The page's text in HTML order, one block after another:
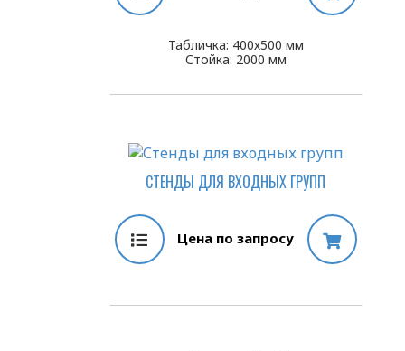
Табличка: 400х500 мм
Стойка: 2000 мм
СТЕНДЫ ДЛЯ ВХОДНЫХ ГРУПП
Цена по запросу